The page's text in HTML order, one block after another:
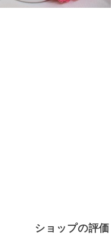
ショップの評価